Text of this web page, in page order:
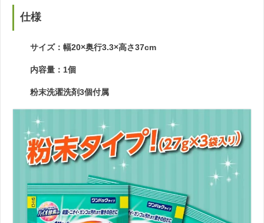
仕様
サイズ：幅20×奥行3.3×高さ37cm
内容量：1個
粉末洗濯洗剤3個付属